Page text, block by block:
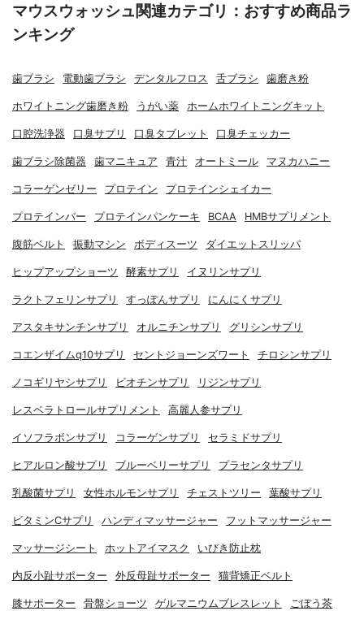
マウスウォッシュ関連カテゴリ：おすすめ商品ラ
ンキング
歯ブラシ 電動歯ブラシ デンタルフロス 舌ブラシ 歯磨き粉
ホワイトニング歯磨き粉 うがい薬 ホームホワイトニングキット
口腔洗浄器 口臭サプリ 口臭タブレット 口臭チェッカー
歯ブラシ除菌器 歯マニキュア 青汁 オートミール マヌカハニー
コラーゲンゼリー プロテイン プロテインシェイカー
プロテインバー プロテインパンケーキ BCAA HMBサプリメント
腹筋ベルト 振動マシン ボディスーツ ダイエットスリッパ
ヒップアップショーツ 酵素サプリ イヌリンサプリ
ラクトフェリンサプリ すっぽんサプリ にんにくサプリ
アスタキサンチンサプリ オルニチンサプリ グリシンサプリ
コエンザイムq10サプリ セントジョーンズワート チロシンサプリ
ノコギリヤシサプリ ビオチンサプリ リジンサプリ
レスベラトロールサプリメント 高麗人参サプリ
イソフラボンサプリ コラーゲンサプリ セラミドサプリ
ヒアルロン酸サプリ ブルーベリーサプリ プラセンタサプリ
乳酸菌サプリ 女性ホルモンサプリ チェストツリー 葉酸サプリ
ビタミンCサプリ ハンディマッサージャー フットマッサージャー
マッサージシート ホットアイマスク いびき防止枕
内反小趾サポーター 外反母趾サポーター 猫背矯正ベルト
膝サポーター 骨盤ショーツ ゲルマニウムブレスレット ごぼう茶